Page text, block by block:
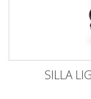
SILLA